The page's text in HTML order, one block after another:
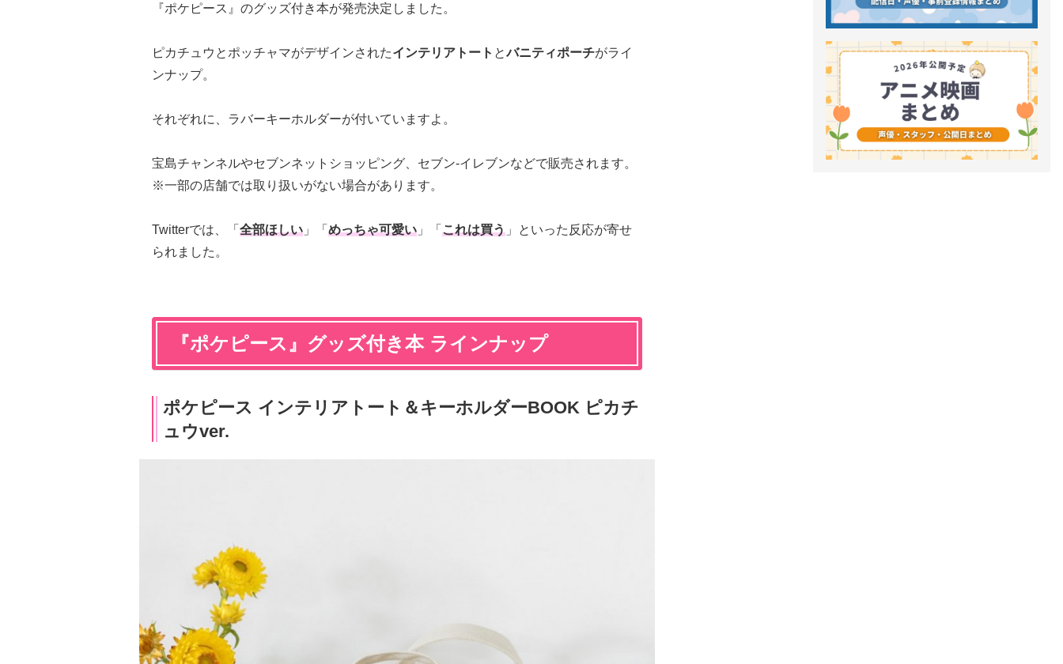
『ポケピース』のグッズ付き本が発売決定しました。
ピカチュウとポッチャマがデザインされたインテリアトート とバニティポーチがライ
ンナップ。
それぞれに、ラバーキーホルダーが付いていますよ。
宝島チャンネルやセブンネットショッピング、セブン‐イレブンなどで販売されます。
※一部の店舗では取り扱いがない場合があります。
Twitterでは、「 全部ほしい 」「 めっちゃ可愛い 」「 これは買う 」といった反応が寄せ
られました。
『ポケピース』グッズ付き本 ラインナップ
ポケピース インテリアトート＆キーホルダーBOOK ピカチ
ュウver.